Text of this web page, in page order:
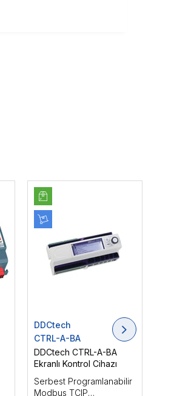
DDCtech
CTRL-A-BA
DDCtech CTRL-A-BA
Ekranlı Kontrol Cihazı
Serbest Programlanabilir
Modbus TCIP